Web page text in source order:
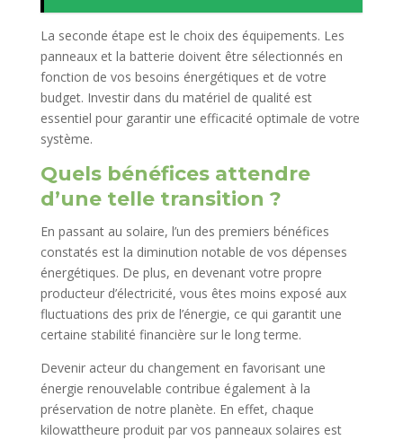
La seconde étape est le choix des équipements. Les
panneaux et la batterie doivent être sélectionnés en
fonction de vos besoins énergétiques et de votre
budget. Investir dans du matériel de qualité est
essentiel pour garantir une efficacité optimale de votre
système.
Quels bénéfices attendre
d’une telle transition ?
En passant au solaire, l’un des premiers bénéfices
constatés est la diminution notable de vos dépenses
énergétiques. De plus, en devenant votre propre
producteur d’électricité, vous êtes moins exposé aux
fluctuations des prix de l’énergie, ce qui garantit une
certaine stabilité financière sur le long terme.
Devenir acteur du changement en favorisant une
énergie renouvelable contribue également à la
préservation de notre planète. En effet, chaque
kilowattheure produit par vos panneaux solaires est